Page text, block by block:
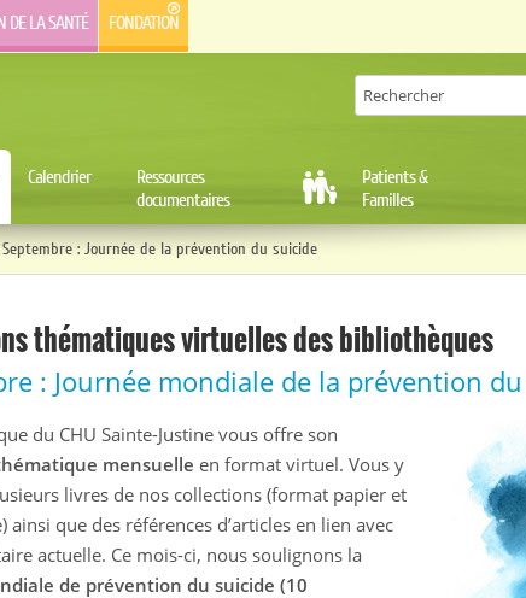
DE LA SANTÉ FONDATION
Calendrier
Ressources
documentaires
Patients &
Familles
Septembre : Journée de la prévention du suicide
thématiques virtuelles des bibliothèques
: Journée mondiale de la prévention
du CHU Sainte-Justine vous offre son
mensuelle en format virtuel. Vous y
livres de nos collections (format papier et
ainsi que des références d’articles en lien avec
actuelle. Ce mois-ci, nous soulignons la
de prévention du suicide (10